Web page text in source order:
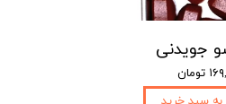
جویدنی